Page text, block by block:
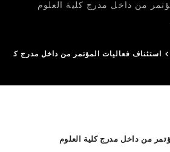
من داخل مدرج كلية العلوم
استئناف فعاليات المؤتمر من داخل مدرج كلية
من داخل مدرج كلية العلوم